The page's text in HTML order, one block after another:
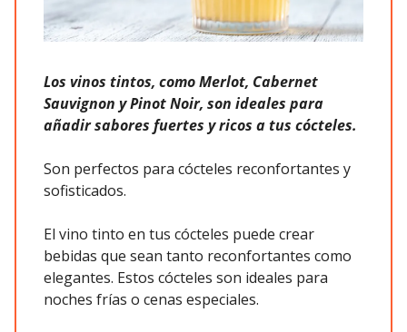
Los vinos tintos, como Merlot, Cabernet
Sauvignon y Pinot Noir, son ideales para
añadir sabores fuertes y ricos a tus cócteles.
Son perfectos para cócteles reconfortantes y
sofisticados.
El vino tinto en tus cócteles puede crear
bebidas que sean tanto reconfortantes como
elegantes. Estos cócteles son ideales para
noches frías o cenas especiales.